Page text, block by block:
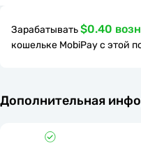
Зарабатывать$0.40
кошельке MobiPay с этой
Дополнительная